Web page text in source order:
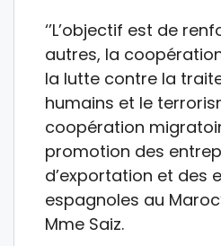
‘’L’objectif est de
autres, la
la lutte contre la
humains et le
coopération
promotion des
d’exportation et des
espagnoles au
Mme Saiz.